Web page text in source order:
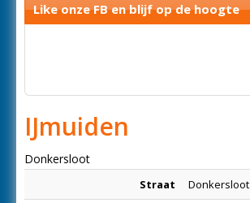
Like onze FB en blijf op de hoogte
IJmuiden
Donkersloot
Straat Donkersloot